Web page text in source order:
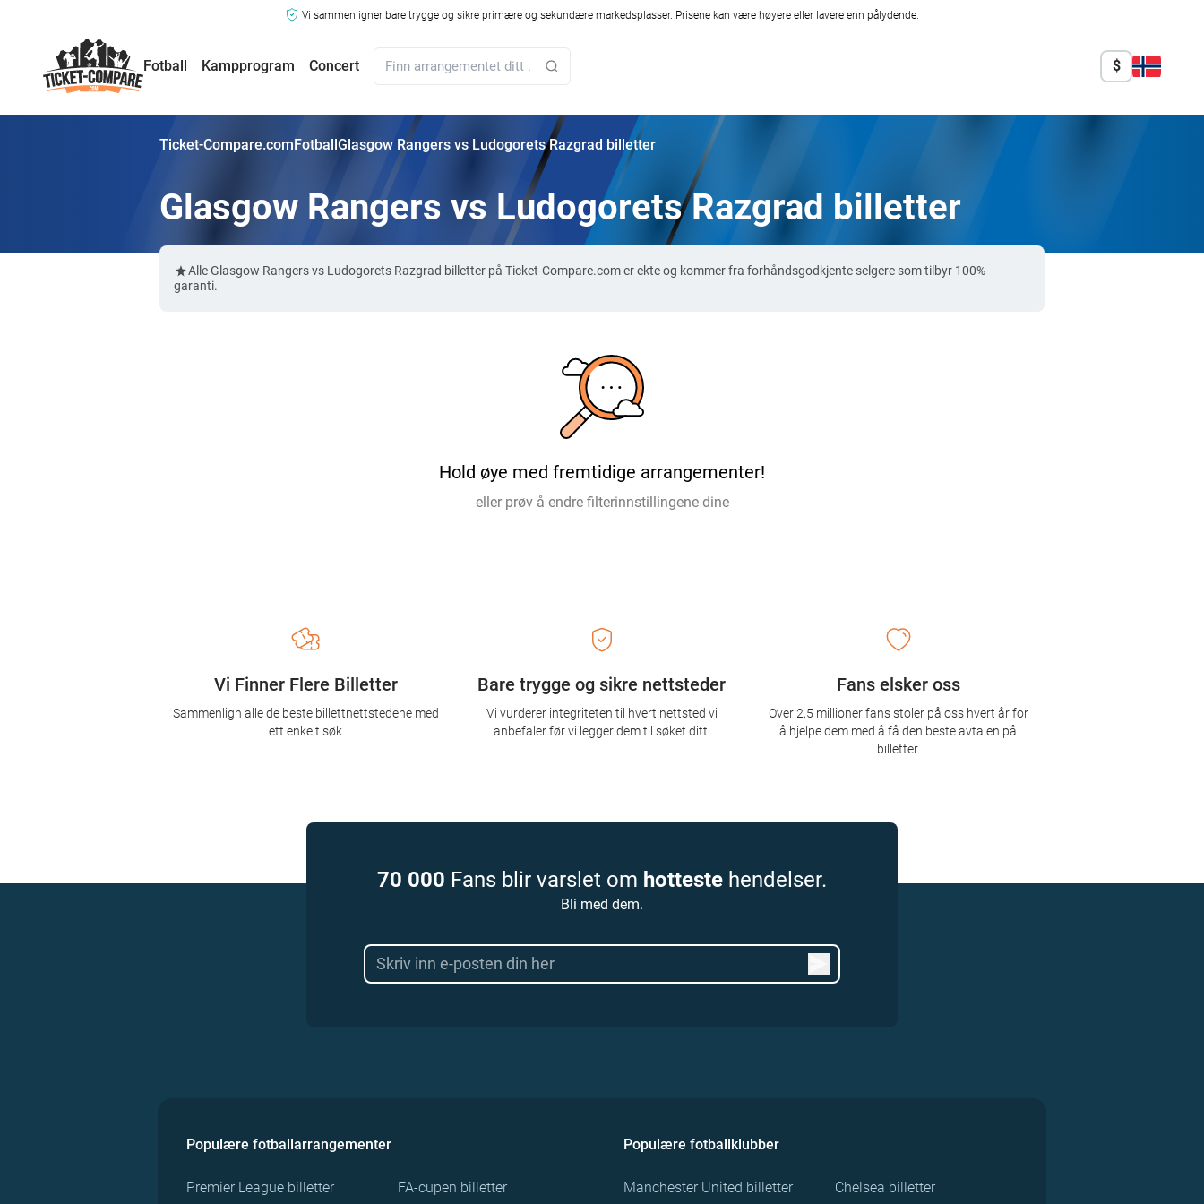
Vi sammenligner bare trygge og sikre primære og sekundære markedsplasser. Prisene kan være høyere eller lavere enn pålydende.
Fotball Kampprogram Concert $
Ticket-Compare.comFotballGlasgow Rangers vs Ludogorets Razgrad billetter
Glasgow Rangers vs Ludogorets Razgrad billetter
Alle Glasgow Rangers vs Ludogorets Razgrad billetter på Ticket-Compare.com er ekte og kommer fra forhåndsgodkjente selgere som tilbyr 100%
garanti.
Hold øye med fremtidige arrangementer!
eller prøv å endre filterinnstillingene dine
Bare trygge og sikre nettsteder
Vi vurderer integriteten til hvert nettsted vi
anbefaler før vi legger dem til søket ditt.
Vi Finner Flere Billetter
Sammenlign alle de beste billettnettstedene med
ett enkelt søk
Fans elsker oss
Over 2,5 millioner fans stoler på oss hvert år for
å hjelpe dem med å få den beste avtalen på
billetter.
70 000 Fans blir varslet om hotteste hendelser.
Bli med dem.
Populære fotballarrangementer
Premier League billetter FA-cupen billetter
Populære fotballklubber
Manchester United billetter Chelsea billetter